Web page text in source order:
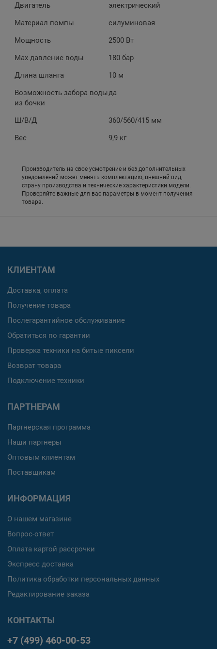
Двигатель
электрический
Материал помпы
силуминовая
Мощность
2500 Вт
Max давление воды
180 бар
Длина шланга
10 м
Возможность забора воды
из бочки
да
Ш/В/Д
360/560/415 мм
Вес
9,9 кг
Производитель на свое усмотрение и без дополнительных
уведомлений может менять комплектацию, внешний вид,
страну производства и технические характеристики модели.
Проверяйте важные для вас параметры в момент получения
товара.
КЛИЕНТАМ
Доставка, оплата
Получение товара
Послегарантийное обслуживание
Обратиться по гарантии
Проверка техники на битые пиксели
Возврат товара
Подключение техники
ПАРТНЕРАМ
Партнерская программа
Наши партнеры
Оптовым клиентам
Поставщикам
ИНФОРМАЦИЯ
О нашем магазине
Вопрос-ответ
Оплата картой рассрочки
Экспресс доставка
Политика обработки персональных данных
Редактирование заказа
КОНТАКТЫ
+7 (499) 460-00-53